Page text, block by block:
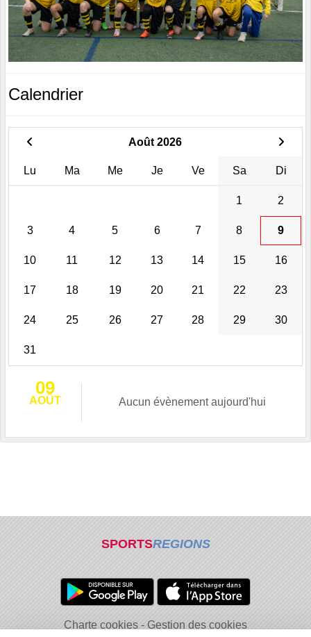
Calendrier
Août 2026
Lu Ma Me Je Ve Sa Di
1 2
3 4 5 6 7 8 9
10 11 12 13 14 15 16
17 18 19 20 21 22 23
24 25 26 27 28 29 30
31
09
AOÛT Aucun évènement aujourd'hui
SPORTSREGIONS
Charte cookies
Gestion des cookies